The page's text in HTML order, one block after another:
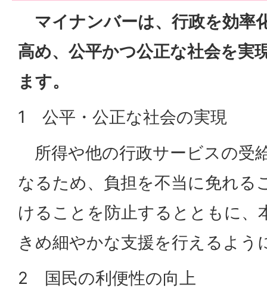
マイナンバーは、行政を効率
高め、公平かつ公正な社会を実
ます。
1 公平・公正な社会の実現
所得や他の行政サービスの受
なるため、負担を不当に免れる
けることを防止するとともに、
きめ細やかな支援を行えるよう
2 国民の利便性の向上